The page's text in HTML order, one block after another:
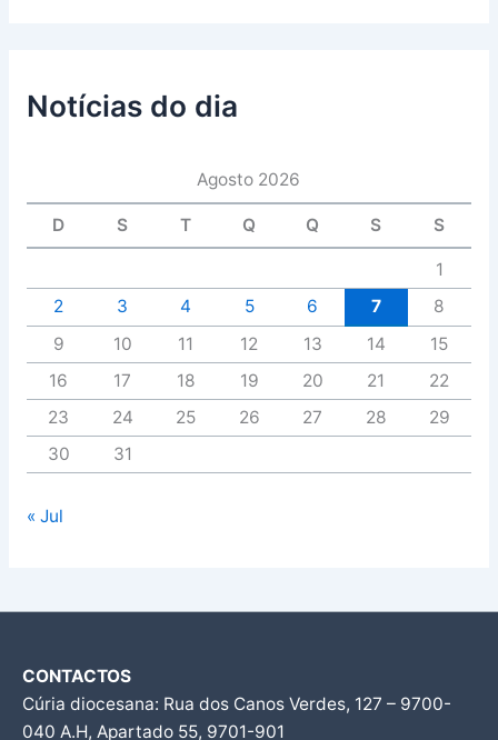
Notícias do dia
Agosto 2026
D S T Q Q S S
1
2
3 4 5 6 7
8
9
10 11 12 13 14
15
16
17 18 19 20 21
22
23
24 25 26 27 28
29
30
31
« Jul
CONTACTOS
Cúria diocesana: Rua dos Canos Verdes, 127 – 9700-
040 A.H, Apartado 55, 9701-901